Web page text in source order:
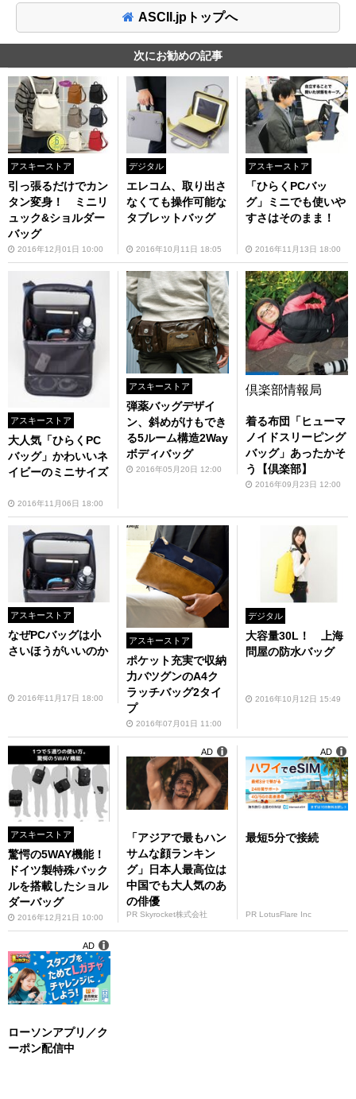
ASCII.jpトップへ
次にお勧めの記事
アスキーストア
引っ張るだけでカン
タン変身！ ミニリ
ュック&ショルダー
バッグ
2016年12月01日 10:00
デジタル
エレコム、取り出さ
なくても操作可能な
タブレットバッグ
2016年10月11日 18:05
アスキーストア
「ひらくPCバッ
グ」ミニでも使いや
すさはそのまま！
2016年11月13日 18:00
アスキーストア
大人気「ひらくPC
バッグ」かわいいネ
イビーのミニサイズ
2016年11月06日 18:00
アスキーストア
弾薬バッグデザイ
ン、斜めがけもでき
る5ルーム構造2Way
ボディバッグ
2016年05月20日 12:00
倶楽部情報局
着る布団「ヒューマ
ノイドスリーピング
バッグ」あったかそ
う【倶楽部】
2016年09月23日 12:00
アスキーストア
なぜPCバッグは小
さいほうがいいのか
2016年11月17日 18:00
アスキーストア
ポケット充実で収納
力バツグンのA4ク
ラッチバッグ2タイ
プ
2016年07月01日 11:00
デジタル
大容量30L！ 上海
問屋の防水バッグ
2016年10月12日 15:49
アスキーストア
驚愕の5WAY機能！
ドイツ製特殊バック
ルを搭載したショル
ダーバッグ
2016年12月21日 10:00
「アジアで最もハン
サムな顔ランキン
グ」日本人最高位は
中国でも大人気のあ
の俳優
PR Skyrocket株式会社
AD
最短5分で接続
PR LotusFlare Inc
AD
ローソンアプリ／ク
ーポン配信中
AD